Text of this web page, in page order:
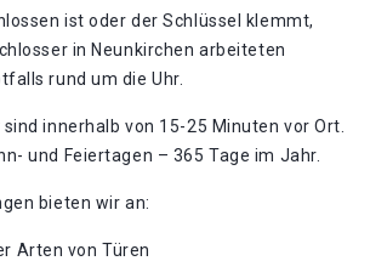
ist oder der Schlüssel klemmt,
in Neunkirchen arbeiteten
rund um die Uhr.
innerhalb von 15-25 Minuten vor Ort.
und Feiertagen – 365 Tage im Jahr.
bieten wir an:
Arten von Türen